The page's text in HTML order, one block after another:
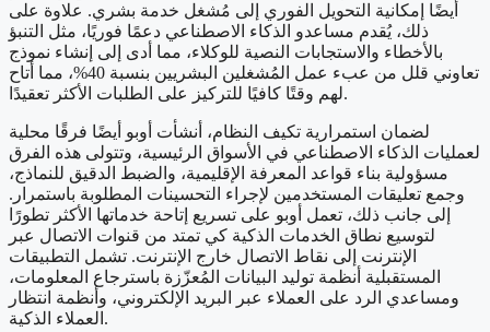
أيضًا إمكانية التحويل الفوري إلى مُشغل خدمة بشري. علاوة على
ذلك، يُقدم مساعدو الذكاء الاصطناعي دعمًا فوريًا، مثل التنبؤ
بالأخطاء والاستجابات النصية للوكلاء، مما أدى إلى إنشاء نموذج
تعاوني قلل من عبء عمل المُشغلين البشريين بنسبة 40%، مما أتاح
لهم وقتًا كافيًا للتركيز على الطلبات الأكثر تعقيدًا.
لضمان استمرارية تكيف النظام، أنشأت أوبو أيضًا فرقًا محلية
لعمليات الذكاء الاصطناعي في الأسواق الرئيسية، وتتولى هذه الفرق
مسؤولية بناء قواعد المعرفة الإقليمية، والضبط الدقيق للنماذج،
وجمع تعليقات المستخدمين لإجراء التحسينات المطلوبة باستمرار.
إلى جانب ذلك، تعمل أوبو على تسريع إتاحة خدماتها الأكثر تطورًا
لتوسيع نطاق الخدمات الذكية كي تمتد من قنوات الاتصال عبر
الإنترنت إلى نقاط الاتصال خارج الإنترنت. تشمل التطبيقات
المستقبلية أنظمة توليد البيانات المُعزّزة باسترجاع المعلومات،
ومساعدي الرد على العملاء عبر البريد الإلكتروني، وأنظمة انتظار
العملاء الذكية.